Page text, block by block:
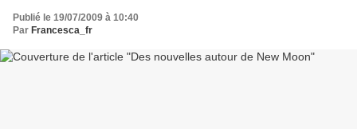
Publié le 19/07/2009 à 10:40
Par Francesca_fr